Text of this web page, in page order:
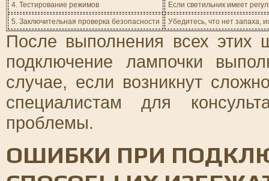
4. Тестирование режимов
Если светильник имеет
5. Заключительная проверка безопасности
Убедитесь, что нет запаха,
После выполнения всех этих
подключение лампочки
случае, если возникнут
специалистам для
проблемы.
ОШИБКИ ПРИ